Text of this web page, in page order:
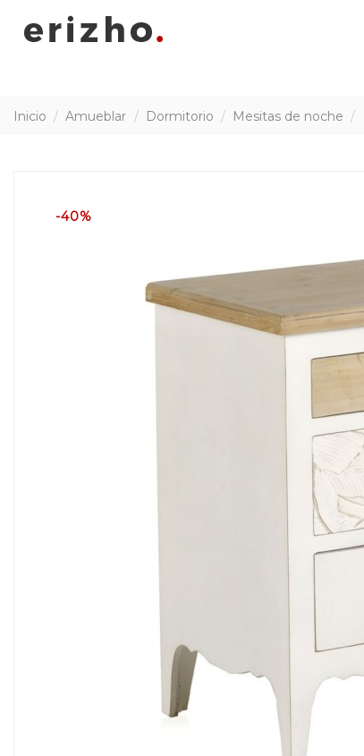
Inicio Amueblar Dormitorio Mesitas de noche
-40%